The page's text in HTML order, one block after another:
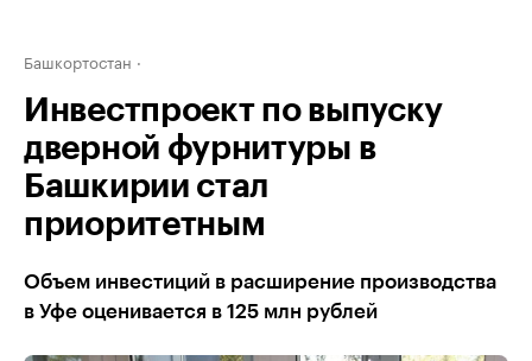
Башкортостан
Инвестпроект по выпуску
дверной фурнитуры в
Башкирии стал
приоритетным
Объем инвестиций в расширение производства
в Уфе оценивается в 125 млн рублей